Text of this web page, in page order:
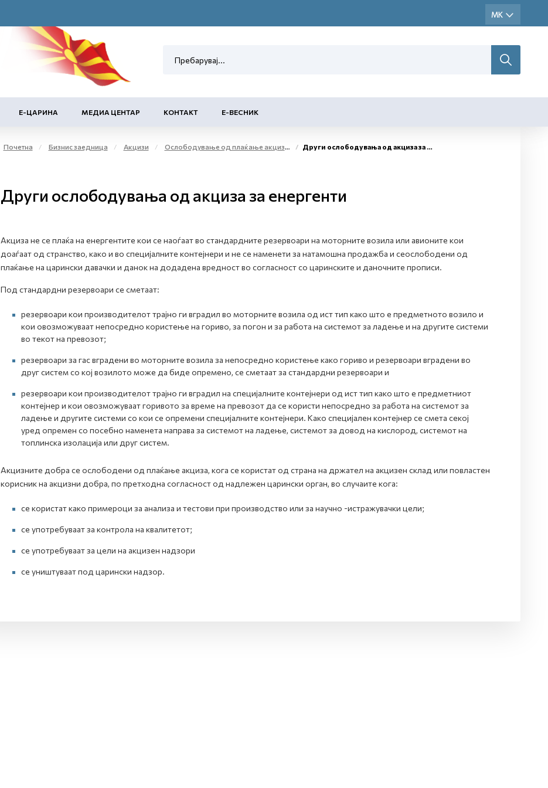
Е-ЦАРИНА МЕДИА ЦЕНТАР КОНТАКТ Е-ВЕСНИК
Почетна Бизнис заедница Акцизи Ослободување од плаќање акциза и повластено користење на акцизни добра Други ослободувања од акциза за енергенти
Други ослободувања од акциза за енергенти
Акциза не се плаќа на енергентите кои се наоѓаат во стандардните резервоари на моторните возила или авионите кои
доаѓаат од странство, како и во специјалните контејнери и не се наменети за натамошна продажба и сеослободени од
плаќање на царински давачки и данок на додадена вредност во согласност со царинските и даночните прописи.
Под стандардни резервоари се сметаат:
резервоари кои производителот трајно ги вградил во моторните возила од ист тип како што е предметното возило и
кои овозможуваат непосредно користење на гориво, за погон и за работа на системот за ладење и на другите системи
во текот на превозот;
резервоари за гас вградени во моторните возила за непосредно користење како гориво и резервоари вградени во
друг систем со кој возилото може да биде опремено, се сметаат за стандардни резервоари и
резервоари кои производителот трајно ги вградил на специјалните контејнери од ист тип како што е предметниот
контејнер и кои овозможуваат горивото за време на превозот да се користи непосредно за работа на системот за
ладење и другите системи со кои се опремени специјалните контејнери. Како специјален контејнер се смета секој
уред опремен со посебно наменета направа за системот на ладење, системот за довод на кислород, системот на
топлинска изолација или друг систем.
Акцизните добра се ослободени од плаќање акциза, кога се користат од страна на држател на акцизен склад или повластен
корисник на акцизни добра, по претходна согласност од надлежен царински орган, во случаите кога:
се користат како примероци за анализа и тестови при производство или за научно -истражувачки цели;
се употребуваат за контрола на квалитетот;
се употребуваат за цели на акцизен надзори
се уништуваат под царински надзор.